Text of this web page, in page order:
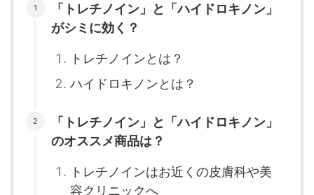
「トレチノイン」と「ハイドロキノン」
がシミに効く？
トレチノインとは？
ハイドロキノンとは？
「トレチノイン」と「ハイドロキノン」
のオススメ商品は？
トレチノインはお近くの皮膚科や美
容クリニックへ